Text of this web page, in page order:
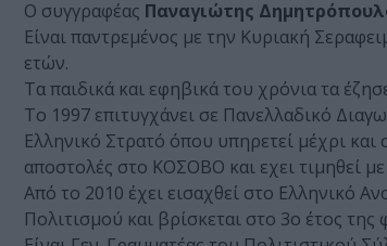
O συγγραφέας Παναγιώτης
Είναι παντρεμένος με την Κυριακή
ετών.
Τα παιδικά και εφηβικά του χρόνια τα
Το 1997 επιτυγχάνει σε Πανελλαδικό
Ελληνικό Στρατό όπου υπηρετεί μέχρι
αποστολές στο ΚΟΣΟΒΟ και εχει τιμηθεί
Από το 2010 έχει εισαχθεί στο Ελληνικό
Πολιτισμού και βρίσκεται στο 3ο έτος της